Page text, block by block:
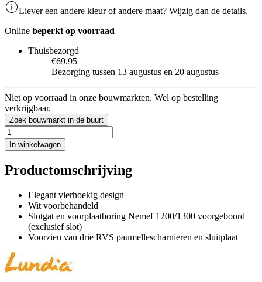
Liever een andere kleur of andere maat? Wijzig dan de details.
Online beperkt op voorraad
Thuisbezorgd
€69.95
Bezorging tussen 13 augustus en 20 augustus
Niet op voorraad in onze bouwmarkten. Wel op bestelling
verkrijgbaar.
Zoek bouwmarkt in de buurt
In winkelwagen
Productomschrijving
Elegant vierhoekig design
Wit voorbehandeld
Slotgat en voorplaatboring Nemef 1200/1300 voorgeboord
(exclusief slot)
Voorzien van drie RVS paumellescharnieren en sluitplaat